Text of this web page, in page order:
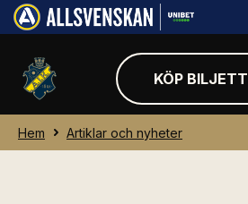
KÖP BILJETT
Hem Artiklar och nyheter